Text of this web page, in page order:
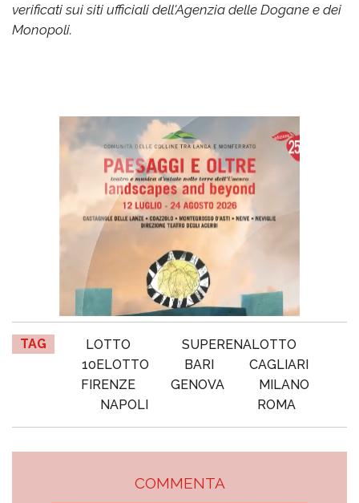
verificati sui siti ufficiali dell'Agenzia delle Dogane e dei
Monopoli.
TAG LOTTO
SUPERENALOTTO
10ELOTTO
BARI
CAGLIARI
FIRENZE
GENOVA
MILANO
NAPOLI
ROMA
COMMENTA